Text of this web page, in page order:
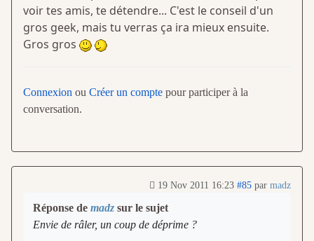
voir tes amis, te détendre... C'est le conseil d'un
gros geek, mais tu verras ça ira mieux ensuite.
Gros gros
Connexion ou Créer un compte pour participer à la
conversation.
19 Nov 2011 16:23 #85 par madz
Réponse de madz sur le sujet
Envie de râler, un coup de déprime ?